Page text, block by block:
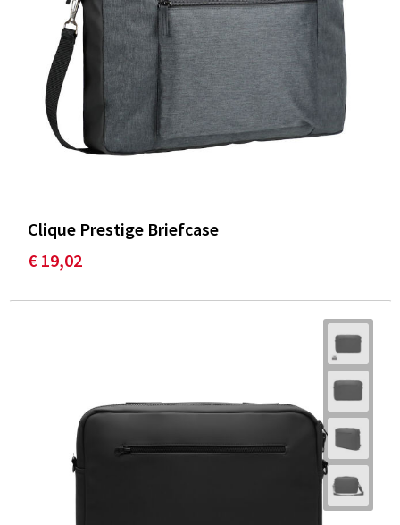
Clique Prestige Briefcase
€ 19,02